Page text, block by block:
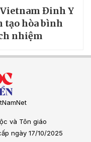
Đinh Y
tạo hòa bình
nhiệm
và Tôn giáo
ngày 17/10/2025